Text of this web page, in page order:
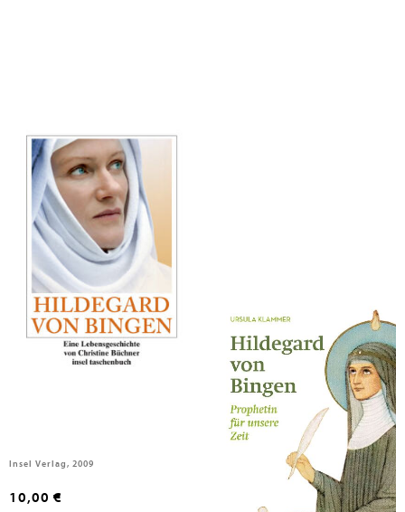
Insel Verlag, 2009
10,00 €
Klammer, Ursula
Hildegard von Bingen
Tyrolia Verlagsanstalt Gm, 2021